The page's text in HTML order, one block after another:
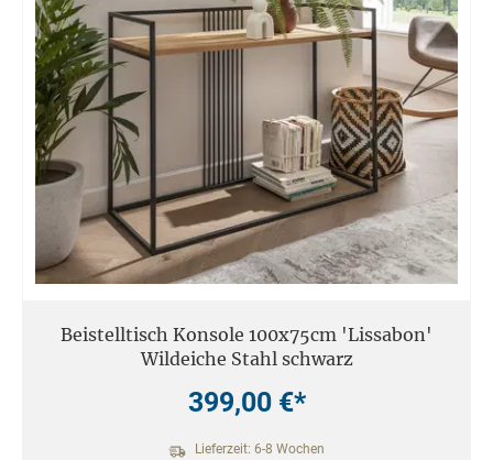
Beistelltisch Konsole 100x75cm 'Lissabon'
Wildeiche Stahl schwarz
399,00 €*
Lieferzeit: 6-8 Wochen